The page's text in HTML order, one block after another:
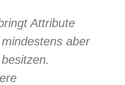
Attribute
aber